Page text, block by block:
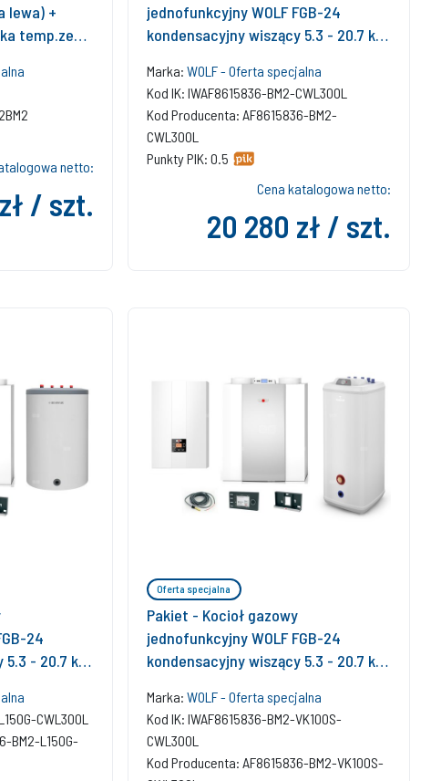
lewa) +
temp.zew.
netto:
/ szt.
jednofunkcyjny WOLF FGB-24
kondensacyjny wiszący 5.3 - 20.7 kW
RekuperatorCWL 300L
Marka: WOLF - Oferta specjalna
Kod IK: IWAF8615836-BM2-CWL300L
Kod Producenta: AF8615836-BM2-
CWL300L
Punkty PIK: 0.5
Cena katalogowa netto:
20 280 zł / szt.
24
- 20.7 kW
Zasobnik
CWL300L
BM2-L150G-
Oferta specjalna
Pakiet - Kocioł gazowy
jednofunkcyjny WOLF FGB-24
kondensacyjny wiszący 5.3 - 20.7 kW
RekuperatorCWL 300L + Zasobnik
c.w.uVulcan 100L stojący
Marka: WOLF - Oferta specjalna
Kod IK: IWAF8615836-BM2-VK100S-
CWL300L
Kod Producenta: AF8615836-BM2-VK100S-